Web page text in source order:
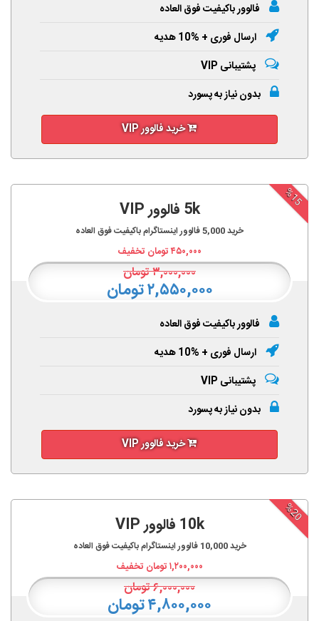
فالوور باکیفیت فوق العاده
ارسال فوری + %10 هدیه
پشتیبانی VIP
بدون نیاز به پسورد
خرید فالوور VIP
%15
5k فالوور VIP
خرید5,000فالوور اینستاگرام باکیفیت فوق العاده
۴۵۰,۰۰۰تومان تخفیف
۳,۰۰۰,۰۰۰تومان
۲,۵۵۰,۰۰۰ تومان
فالوور باکیفیت فوق العاده
ارسال فوری + %10 هدیه
پشتیبانی VIP
بدون نیاز به پسورد
خرید فالوور VIP
%20
10k فالوور VIP
خرید10,000 فالوور اینستاگرام باکیفیت فوق العاده
۱,۲۰۰,۰۰۰تومان تخفیف
۶,۰۰۰,۰۰۰تومان
۴,۸۰۰,۰۰۰ تومان